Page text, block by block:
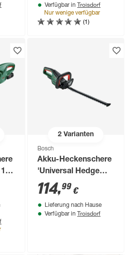
Verfügbar in Troisdorf
Nur wenige verfügbar
(1)
2Varianten
Bosch
Akku-Heckenschere
'Universal Hedge
Cut 18-55' 55 cm
ohne Akku
114,99 €
Lieferung nach Hause
Verfügbar in Troisdorf